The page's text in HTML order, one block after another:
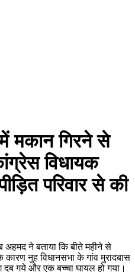
मकान गिरने से
विधायक
परिवार से की
ने बताया कि बीते महीने से
कारण नुह विधानसभा के गांव मुरादबास
गये और एक बच्चा घायल हो गया।